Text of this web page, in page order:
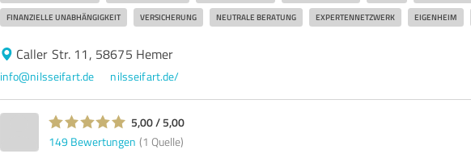
FINANZIELLE UNABHÄNGIGKEIT VERSICHERUNG NEUTRALE BERATUNG EXPERTENNETZWERK EIGENHEIM
Caller Str. 11, 58675 Hemer
info@nilsseifart.de nilsseifart.de/
5,00 / 5,00
149 Bewertungen (1 Quelle)